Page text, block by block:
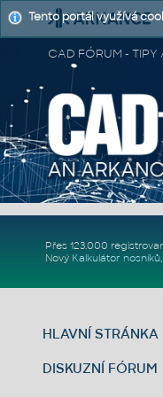
CAD FÓRUM - TIPY
Přes 123.000
Nový Kalkulátor nosníků,
HLAVNÍ STRÁNKA
DISKUZNÍ FÓRUM
Tento portál využívá